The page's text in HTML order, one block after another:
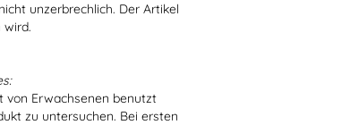
unzerbrechlich. Der Artikel
wird.
von Erwachsenen benutzt
zu untersuchen. Bei ersten